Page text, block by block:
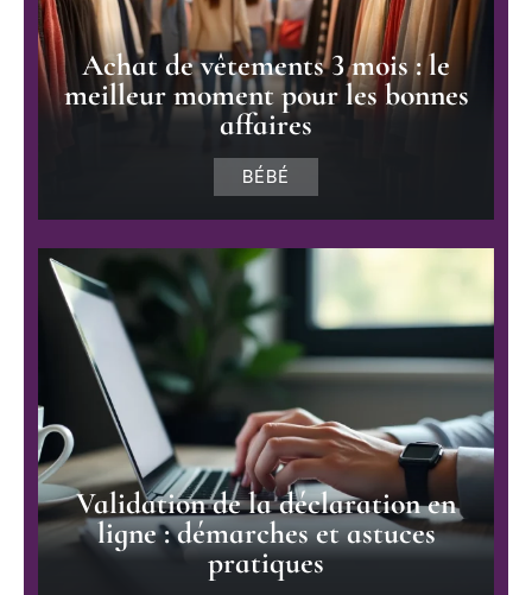
Achat de vêtements 3 mois : le
meilleur moment pour les bonnes
affaires
BÉBÉ
Validation de la déclaration en
ligne : démarches et astuces
pratiques